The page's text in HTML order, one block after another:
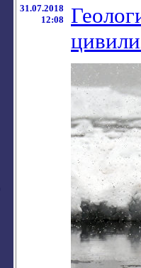
31.07.2018
12:08